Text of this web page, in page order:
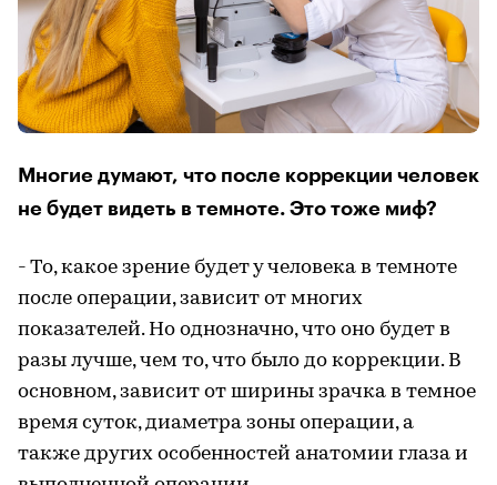
Многие думают, что после коррекции человек
не будет видеть в темноте. Это тоже миф?
- То, какое зрение будет у человека в темноте
после операции, зависит от многих
показателей. Но однозначно, что оно будет в
разы лучше, чем то, что было до коррекции. В
основном, зависит от ширины зрачка в темное
время суток, диаметра зоны операции, а
также других особенностей анатомии глаза и